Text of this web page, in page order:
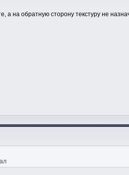
а на обратную сторону текстуру не